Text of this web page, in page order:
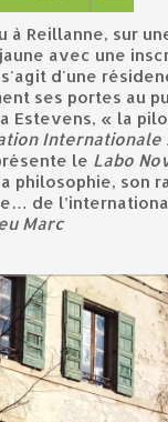
avec une
d'une
ses portes au
Estevens, « la
Internationale
le Labo
philosophie, son
de
Marc